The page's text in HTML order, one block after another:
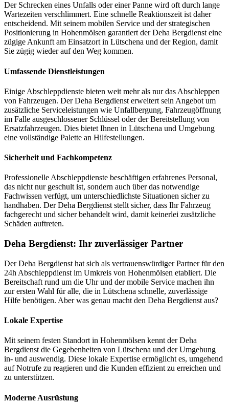
Der Schrecken eines Unfalls oder einer Panne wird oft durch lange
Wartezeiten verschlimmert. Eine schnelle Reaktionszeit ist daher
entscheidend. Mit seinem mobilen Service und der strategischen
Positionierung in Hohenmölsen garantiert der Deha Bergdienst eine
zügige Ankunft am Einsatzort in Lütschena und der Region, damit
Sie zügig wieder auf den Weg kommen.
Umfassende Dienstleistungen
Einige Abschleppdienste bieten weit mehr als nur das Abschleppen
von Fahrzeugen. Der Deha Bergdienst erweitert sein Angebot um
zusätzliche Serviceleistungen wie Unfallbergung, Fahrzeugöffnung
im Falle ausgeschlossener Schlüssel oder der Bereitstellung von
Ersatzfahrzeugen. Dies bietet Ihnen in Lütschena und Umgebung
eine vollständige Palette an Hilfestellungen.
Sicherheit und Fachkompetenz
Professionelle Abschleppdienste beschäftigen erfahrenes Personal,
das nicht nur geschult ist, sondern auch über das notwendige
Fachwissen verfügt, um unterschiedlichste Situationen sicher zu
handhaben. Der Deha Bergdienst stellt sicher, dass Ihr Fahrzeug
fachgerecht und sicher behandelt wird, damit keinerlei zusätzliche
Schäden auftreten.
Deha Bergdienst: Ihr zuverlässiger Partner
Der Deha Bergdienst hat sich als vertrauenswürdiger Partner für den
24h Abschleppdienst im Umkreis von Hohenmölsen etabliert. Die
Bereitschaft rund um die Uhr und der mobile Service machen ihn
zur ersten Wahl für alle, die in Lütschena schnelle, zuverlässige
Hilfe benötigen. Aber was genau macht den Deha Bergdienst aus?
Lokale Expertise
Mit seinem festen Standort in Hohenmölsen kennt der Deha
Bergdienst die Gegebenheiten von Lütschena und der Umgebung
in- und auswendig. Diese lokale Expertise ermöglicht es, umgehend
auf Notrufe zu reagieren und die Kunden effizient zu erreichen und
zu unterstützen.
Moderne Ausrüstung